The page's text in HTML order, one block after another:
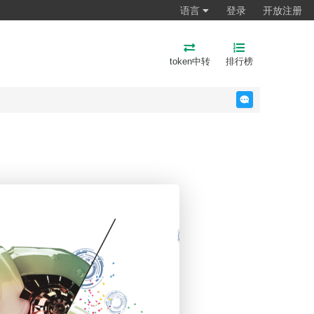
语言 登录 开放注册
token中转 排行榜